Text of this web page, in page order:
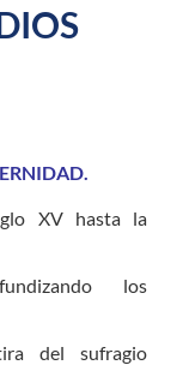
XV hasta la
los
del sufragio